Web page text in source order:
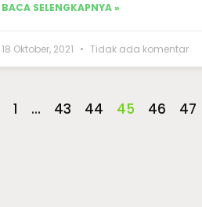
BACA SELENGKAPNYA »
18 Oktober, 2021 Tidak ada komentar
1 … 43 44 45 46 47